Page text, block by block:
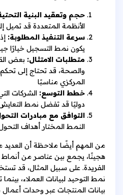
حجم وتعقيد البنية
الأنظمة المتعددة قد تميل
سرعة التنفيذ المطلوبة:
يكون نمط التسجيل خيارًا
متطلبات الامتثال: بعض
والصحة، قد تحتاج إلى
المركزي مناسبًا
خطط التوسع: الشركات
دوليًا قد تفضل نمط
التوافق مع مبادرات
النمط المختار أهداف
من المهم أيضًا ملاحظة أن
هجينًا، يجمع بين عناصر من أنماط
الفريدة. على سبيل المثال، قد
نمط التوحيد لبيانات العملاء،
بيانات المنتجات عبر وحدات أعمال